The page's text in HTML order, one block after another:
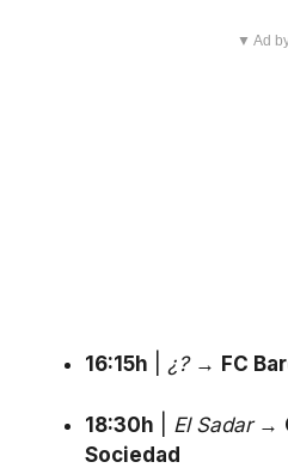
▼ Ad
16:15h ¿?→ FC
18:30h El Sadar→
Sociedad